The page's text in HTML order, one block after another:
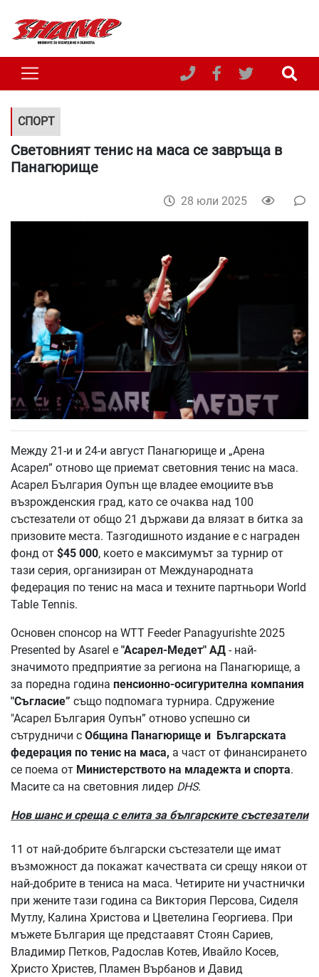
СПОРТ
Световният тенис на маса се завръща в
Панагюрище
28 юли 2025
Между 21-и и 24-и август Панагюрище и „Арена
Асарел” отново ще приемат световния тенис на маса.
Асарел България Оупън ще владее емоциите във
възрожденския град, като се очаква над 100
състезатели от общо 21 държави да влязат в битка за
призовите места. Тазгодишното издание е с награден
фонд от $45 000, което е максимумът за турнир от
тази серия, организиран от Международната
федерация по тенис на маса и техните партньори World
Table Tennis.
Основен спонсор на WTT Feeder Panagyurishte 2025
Presented by Asarel е "Асарел-Медет" АД - най-
значимото предприятие за региона на Панагюрище, а
за поредна година пенсионно-осигурителна компания
"Съгласие” също подпомага турнира. Сдружение
"Асарел България Оупън” отново успешно си
сътрудничи с Община Панагюрище и Българската
федерация по тенис на маса, а част от финансирането
се поема от Министерството на младежта и спорта.
Масите са на световния лидер DHS.
Нов шанс и среща с елита за българските състезатели
11 от най-добрите български състезатели ще имат
възможност да покажат качествата си срещу някои от
най-добрите в тениса на маса. Четирите ни участнички
при жените тази година са Виктория Персова, Сиделя
Мутлу, Калина Христова и Цветелина Георгиева. При
мъжете България ще предстаавят Стоян Сариев,
Владимир Петков, Радослав Котев, Ивайло Косев,
Христо Христев, Пламен Върбанов и Давид